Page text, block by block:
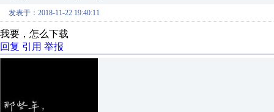
发表于：2018-11-22 19:40:11
我要，怎么下载
回复 引用 举报